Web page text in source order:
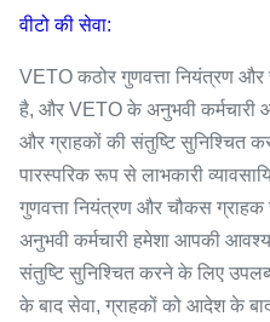
वीटो की सेवा:
VETO कठोर गुणवत्ता नियंत्रण और
है, और VETO के अनुभवी
और ग्राहकों की संतुष्टि सुनिश्चित
पारस्परिक रूप से लाभकारी
गुणवत्ता नियंत्रण और चौकस ग्राहक
अनुभवी कर्मचारी हमेशा आपकी
संतुष्टि सुनिश्चित करने के लिए
के बाद सेवा, ग्राहकों को आदेश के